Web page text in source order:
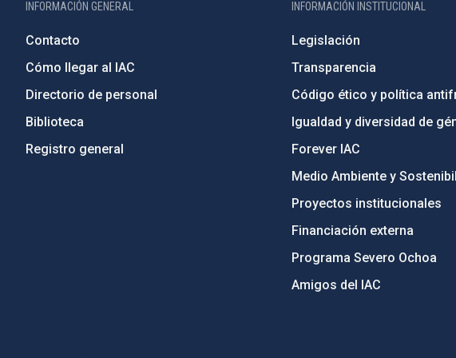
INFORMACIÓN GENERAL
Contacto
Cómo llegar al IAC
Directorio de personal
Biblioteca
Registro general
INFORMACIÓN INSTITUCIONAL
Legislación
Transparencia
Código ético y política
Igualdad y diversidad de
Forever IAC
Medio Ambiente y
Proyectos institucionales
Financiación externa
Programa Severo Ochoa
Amigos del IAC